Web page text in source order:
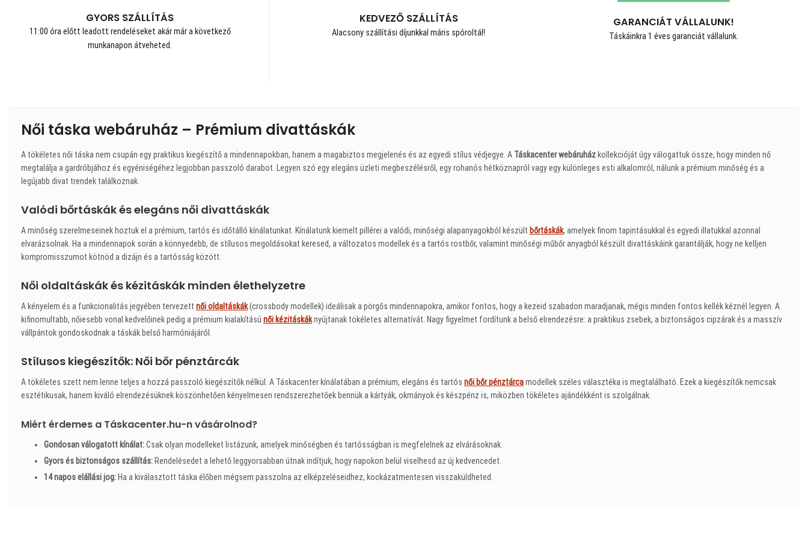
GYORS SZÁLLÍTÁS
11:00 óra előtt leadott rendeléseket akár már a következő
munkanapon átveheted.
KEDVEZŐ SZÁLLÍTÁS
Alacsony szállítási díjunkkal máris spóroltál!
GARANCIÁT VÁLLALUNK!
Táskáinkra 1 éves garanciát vállalunk.
Női táska webáruház – Prémium divattáskák
A tökéletes női táska nem csupán egy praktikus kiegészítő a mindennapokban, hanem a magabiztos megjelenés és az egyedi stílus védjegye. A Táskacenter webáruház kollekcióját úgy válogattuk össze, hogy minden nő
megtalálja a gardróbjához és egyéniségéhez legjobban passzoló darabot. Legyen szó egy elegáns üzleti megbeszélésről, egy rohanós hétköznapról vagy egy különleges esti alkalomról, nálunk a prémium minőség és a
legújabb divat trendek találkoznak.
Valódi bőrtáskák és elegáns női divattáskák
A minőség szerelmeseinek hoztuk el a prémium, tartós és időtálló kínálatunkat. Kínálatunk kiemelt pillérei a valódi, minőségi alapanyagokból készült bőrtáskák, amelyek finom tapintásukkal és egyedi illatukkal azonnal
elvarázsolnak. Ha a mindennapok során a könnyedebb, de stílusos megoldásokat keresed, a változatos modellek és a tartós rostbőr, valamint minőségi műbőr anyagból készült divattáskáink garantálják, hogy ne kelljen
kompromisszumot kötnöd a dizájn és a tartósság között.
Női oldaltáskák és kézitáskák minden élethelyzetre
A kényelem és a funkcionalitás jegyében tervezett női oldaltáskák(crossbody modellek) ideálisak a pörgős mindennapokra, amikor fontos, hogy a kezeid szabadon maradjanak, mégis minden fontos kellék kéznél legyen. A
kifinomultabb, nőiesebb vonal kedvelőinek pedig a prémium kialakítású női kézitáskáknyújtanak tökéletes alternatívát. Nagy figyelmet fordítunk a belső elrendezésre: a praktikus zsebek, a biztonságos cipzárak és a masszív
vállpántok gondoskodnak a táskák belső harmóniájáról.
Stílusos kiegészítők: Női bőr pénztárcák
A tökéletes szett nem lenne teljes a hozzá passzoló kiegészítők nélkül. A Táskacenter kínálatában a prémium, elegáns és tartós női bőr pénztárcamodellek széles választéka is megtalálható. Ezek a kiegészítők nemcsak
esztétikusak, hanem kiváló elrendezésüknek köszönhetően kényelmesen rendszerezhetőek bennük a kártyák, okmányok és készpénz is, miközben tökéletes ajándékként is szolgálnak.
Miért érdemes a Táskacenter.hu-n vásárolnod?
Gondosan válogatott kínálat:Csak olyan modelleket listázunk, amelyek minőségben és tartósságban is megfelelnek az elvárásoknak.
Gyors és biztonságos szállítás: Rendelésedet a lehető leggyorsabban útnak indítjuk, hogy napokon belül viselhesd az új kedvencedet.
14 napos elállási jog: Ha a kiválasztott táska élőben mégsem passzolna az elképzeléseidhez, kockázatmentesen visszaküldheted.